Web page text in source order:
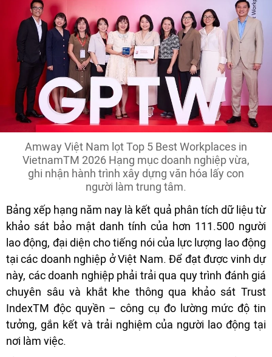
Amway Việt Nam lọt Top 5 Best Workplaces in
VietnamTM 2026 Hạng mục doanh nghiệp vừa,
ghi nhận hành trình xây dựng văn hóa lấy con
người làm trung tâm.
Bảng xếp hạng năm nay là kết quả phân tích dữ liệu từ
khảo sát bảo mật danh tính của hơn 111.500 người
lao động, đại diện cho tiếng nói của lực lượng lao động
tại các doanh nghiệp ở Việt Nam. Để đạt được vinh dự
này, các doanh nghiệp phải trải qua quy trình đánh giá
chuyên sâu và khắt khe thông qua khảo sát Trust
IndexTM độc quyền – công cụ đo lường mức độ tin
tưởng, gắn kết và trải nghiệm của người lao động tại
nơi làm việc.